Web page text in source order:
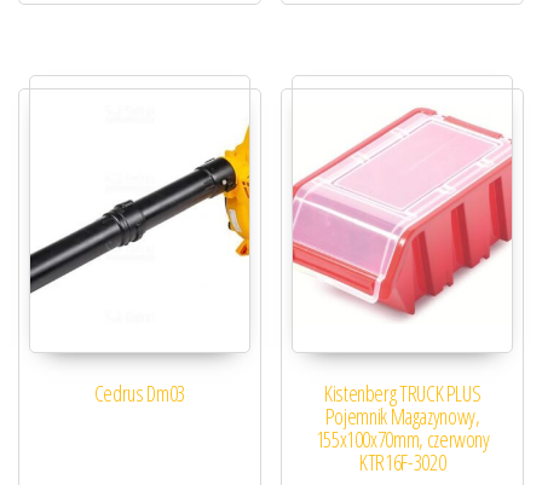
Cedrus Dm03 Kistenberg TRUCK PLUS
Pojemnik Magazynowy,
155x100x70mm, czerwony
KTR16F-3020